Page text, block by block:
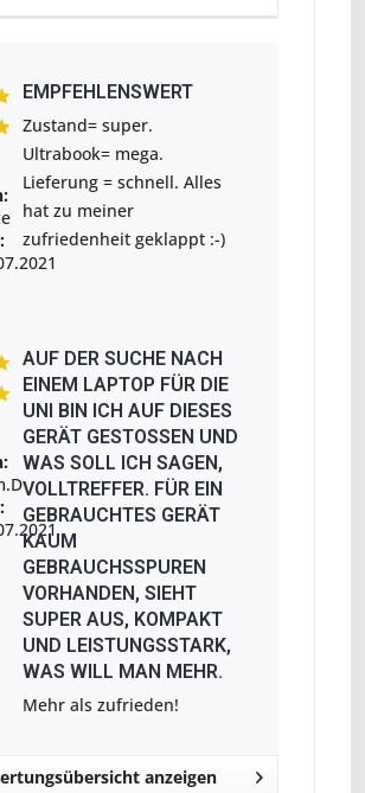
EMPFEHLENSWERT
Zustand= super.
Ultrabook= mega.
Lieferung = schnell. Alles
hat zu meiner
zufriedenheit geklappt :-)
AUF DER SUCHE NACH
EINEM LAPTOP FÜR DIE
UNI BIN ICH AUF DIESES
GERÄT GESTOSSEN UND W
AS SOLL ICH SAGEN, V
OLLTREFFER. FÜR EIN G
EBRAUCHTES GERÄT K
AUM G
EBRAUCHSSPUREN V
ORHANDEN, SIEHT S
UPER AUS, KOMPAKT U
ND LEISTUNGSSTARK, W
AS WILL MAN MEHR.
Mehr als zufrieden!
anzeigen